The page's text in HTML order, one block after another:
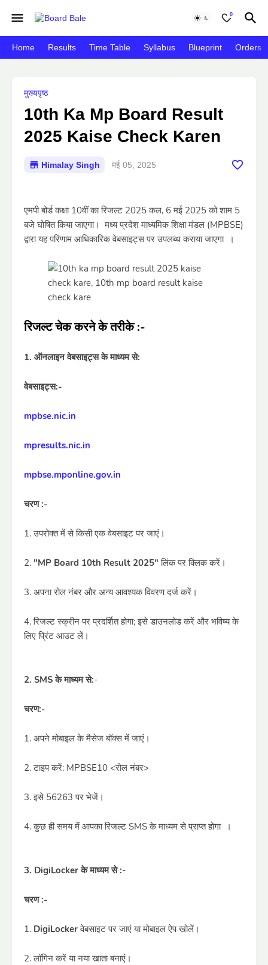
0
Home Results Time Table Syllabus Blueprint Orders
मुख्यपृष्ठ
10th Ka Mp Board Result
2025 Kaise Check Karen
Himalay Singh मई 05, 2025
एमपी बोर्ड कक्षा 10वीं का रिजल्ट 2025 कल, 6 मई 2025 को शाम 5
बजे घोषित किया जाएगा। मध्य प्रदेश माध्यमिक शिक्षा मंडल (MPBSE)
द्वारा यह परिणाम आधिकारिक वेबसाइट्स पर उपलब्ध कराया जाएगा ।
रिजल्ट चेक करने के तरीके :-
1. ऑनलाइन वेबसाइट्स के माध्यम से:
वेबसाइट्स:-
mpbse.nic.in
mpresults.nic.in
mpbse.mponline.gov.in
चरण :-
1. उपरोक्त में से किसी एक वेबसाइट पर जाएं।
2. "MP Board 10th Result 2025" लिंक पर क्लिक करें।
3. अपना रोल नंबर और अन्य आवश्यक विवरण दर्ज करें।
4. रिजल्ट स्क्रीन पर प्रदर्शित होगा; इसे डाउनलोड करें और भविष्य के
लिए प्रिंट आउट लें।
2. SMS के माध्यम से:-
चरण:-
1. अपने मोबाइल के मैसेज बॉक्स में जाएं।
2. टाइप करें: MPBSE10 <रोल नंबर>
3. इसे 56263 पर भेजें।
4. कुछ ही समय में आपका रिजल्ट SMS के माध्यम से प्राप्त होगा ।
3. DigiLocker के माध्यम से :-
चरण :-
1. DigiLockerवेबसाइट पर जाएं या मोबाइल ऐप खोलें।
2. लॉगिन करें या नया खाता बनाएं।